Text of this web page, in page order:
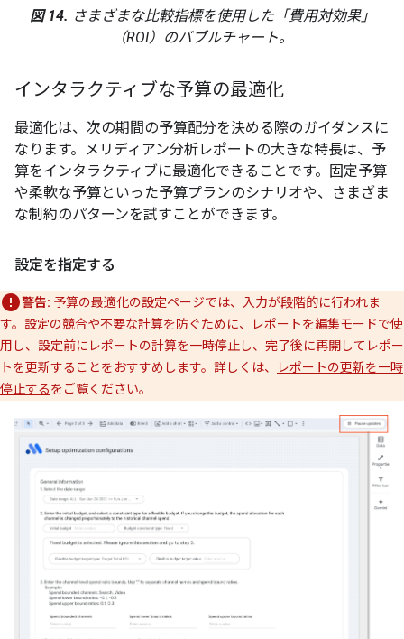
図 14. さまざまな比較指標を使用した「費用対効果」
（ROI）のバブルチャート。
インタラクティブな予算の最適化
最適化は、次の期間の予算配分を決める際のガイダンスに
なります。メリディアン分析レポートの大きな特長は、予
算をインタラクティブに最適化できることです。固定予算
や柔軟な予算といった予算プランのシナリオや、さまざま
な制約のパターンを試すことができます。
設定を指定する
警告: 予算の最適化の設定ページでは、入力が段階的に行われま
す。設定の競合や不要な計算を防ぐために、レポートを編集モードで使
用し、設定前にレポートの計算を一時停止し、完了後に再開してレポー
トを更新することをおすすめします。詳しくは、
レポートの更新を一時
停止するをご覧ください。